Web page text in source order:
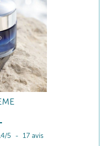
/5 - 17 avis